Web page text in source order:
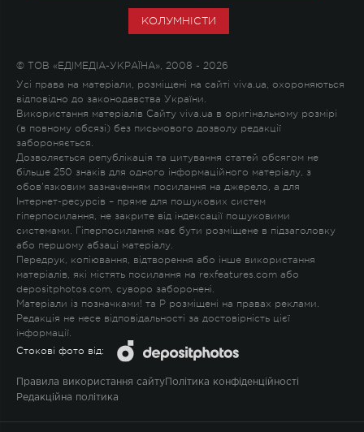
КОЛУМНІСТИ
© ТОВ «ЕДІМЕДІА-УКРАЇНА», 2008 - 2026
Усі права на матеріали, розміщені на сайті viva.ua, охороняються
відповідно до законодавства України.
Використання матеріалів Сайту viva.ua в оригінальному розмірі
(в повному обсязі) без письмового дозволу редакції
забороняється.
Дозволяється републікація та цитування статей обсягом не
більше 250 знаків для одного інформаційного матеріалу, з
обов'язковим зазначенням посилання на джерело, а для
Інтернет-ресурсів – пряме для пошукових систем
гіперпосилання, не закрите від індексації пошуковими
системами. Гіперпосилання має бути розміщене в підзаголовку
або першому абзаці матеріалу.
Передрук, копіювання, відтворення або інше використання
матеріалів, які містять посилання на rexfeatures.com або
depositphotos.com, суворо заборонені.
Матеріали із позначками! та P розміщені на правах реклами.
Редакція не несе відповідальності за достовірність цієї
інформації.
Стокові фото від:
Правила використання сайту Політика конфіденційності
Редакційна політика